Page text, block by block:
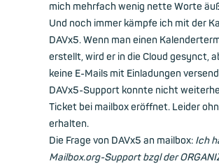
mich mehrfach wenig nette Worte
Und noch immer kämpfe ich mit der
DAVx5. Wenn man einen
erstellt, wird er in die Cloud gesynct,
keine E-Mails mit Einladungen
DAVx5-Support konnte nicht
Ticket bei mailbox eröffnet. Leider
erhalten.
Die Frage von DAVx5 an mailbox: Ich
Mailbox.org-Support bzgl der